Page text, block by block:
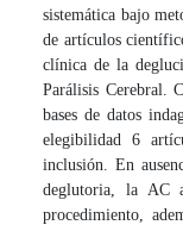
sistemática bajo
de artículos
clínica de la
Parálisis Cerebral.
bases de datos
elegibilidad 6
inclusión. En
deglutoria, la AC
procedimiento,